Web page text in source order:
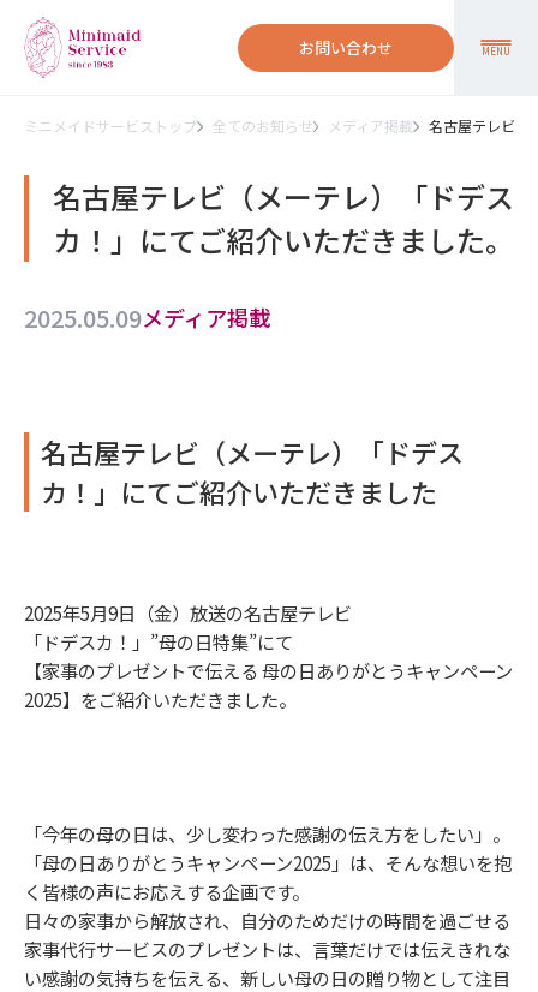
お問い合わせ MENU
ミニメイドサービストップ 全てのお知らせ メディア掲載 名古屋テレビ（
名古屋テレビ（メーテレ）「ドデス
カ！」にてご紹介いただきました。
2025.05.09メディア掲載
名古屋テレビ（メーテレ）「ドデス
カ！」にてご紹介いただきました
2025年5月9日（金）放送の名古屋テレビ
「ドデスカ！」”母の日特集”にて
【家事のプレゼントで伝える 母の日ありがとうキャンペーン
2025】をご紹介いただきました。
「今年の母の日は、少し変わった感謝の伝え方をしたい」。
「母の日ありがとうキャンペーン2025」は、そんな想いを抱
く皆様の声にお応えする企画です。
日々の家事から解放され、自分のためだけの時間を過ごせる
家事代行サービスのプレゼントは、言葉だけでは伝えきれな
い感謝の気持ちを伝える、新しい母の日の贈り物として注目